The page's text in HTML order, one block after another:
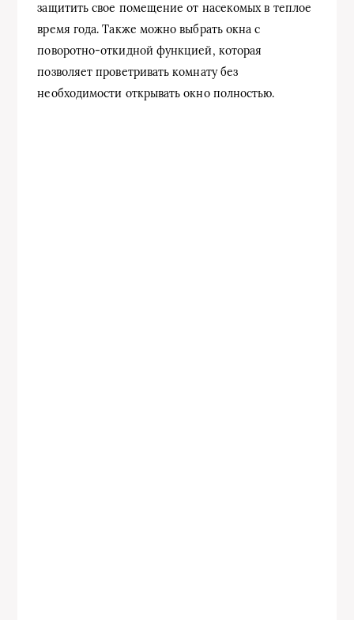
защитить свое помещение от насекомых в теплое
время года. Также можно выбрать окна с
поворотно-откидной функцией, которая
позволяет проветривать комнату без
необходимости открывать окно полностью.